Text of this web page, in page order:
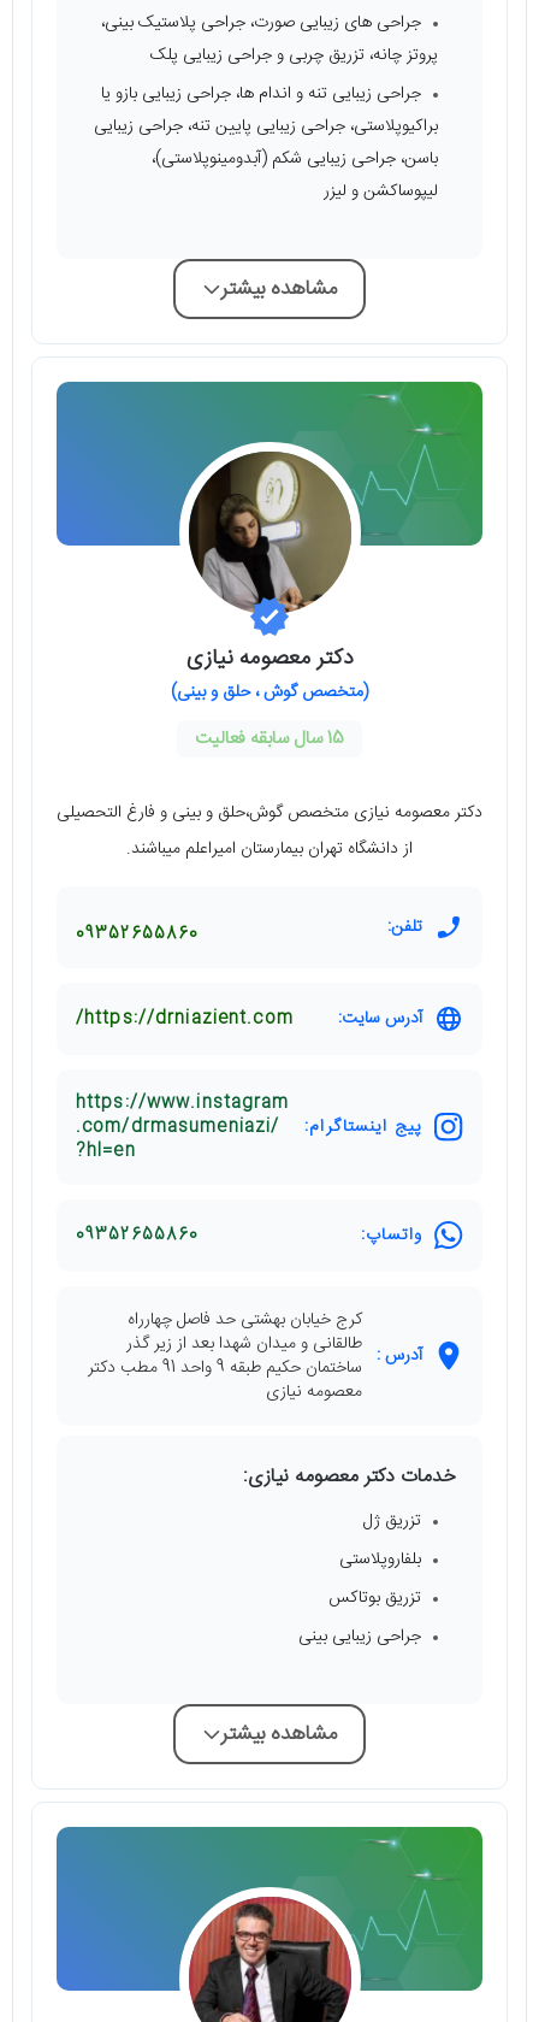
جراحی های زیبایی صورت، جراحی پلاستیک بینی،
پروتز چانه، تزریق چربی و جراحی زیبایی پلک
جراحی زیبایی تنه و اندام ها، جراحی زیبایی بازو یا
براکیوپلاستی، جراحی زیبایی پایین تنه، جراحی زیبایی
باسن، جراحی زیبایی شکم (آبدومینوپلاستی)،
لیپوساکشن و لیزر
مشاهده بیشتر
دکتر معصومه نیازی
(متخصص گوش ، حلق و بینی)
15 سال سابقه فعالیت
دکتر معصومه نیازی متخصص گوش،حلق و بینی و فارغ التحصیلی
از دانشگاه تهران بیمارستان امیراعلم میباشند.
تلفن: 09352655860
آدرس سایت: https://drniazient.com/
پیج اینستاگرام:
https://www.instagram
.com/drmasumeniazi/
?hl=en
واتساپ: 09352655860
آدرس :
کرج خیابان بهشتی حد فاصل چهارراه
طالقانی و میدان شهدا بعد از زیر گذر
ساختمان حکیم طبقه 9 واحد 91 مطب دکتر
معصومه نیازی
خدمات دکتر معصومه نیازی:
تزریق ژل
بلفاروپلاستی
تزریق بوتاکس
جراحی زیبایی بینی
مشاهده بیشتر